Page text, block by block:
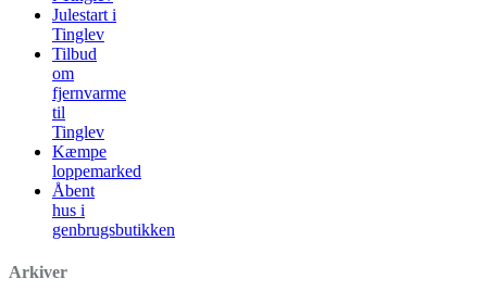
Julestart i
Tinglev
Tilbud
om
fjernvarme
til
Tinglev
Kæmpe
loppemarked
Åbent
hus i
genbrugsbutikken
Arkiver